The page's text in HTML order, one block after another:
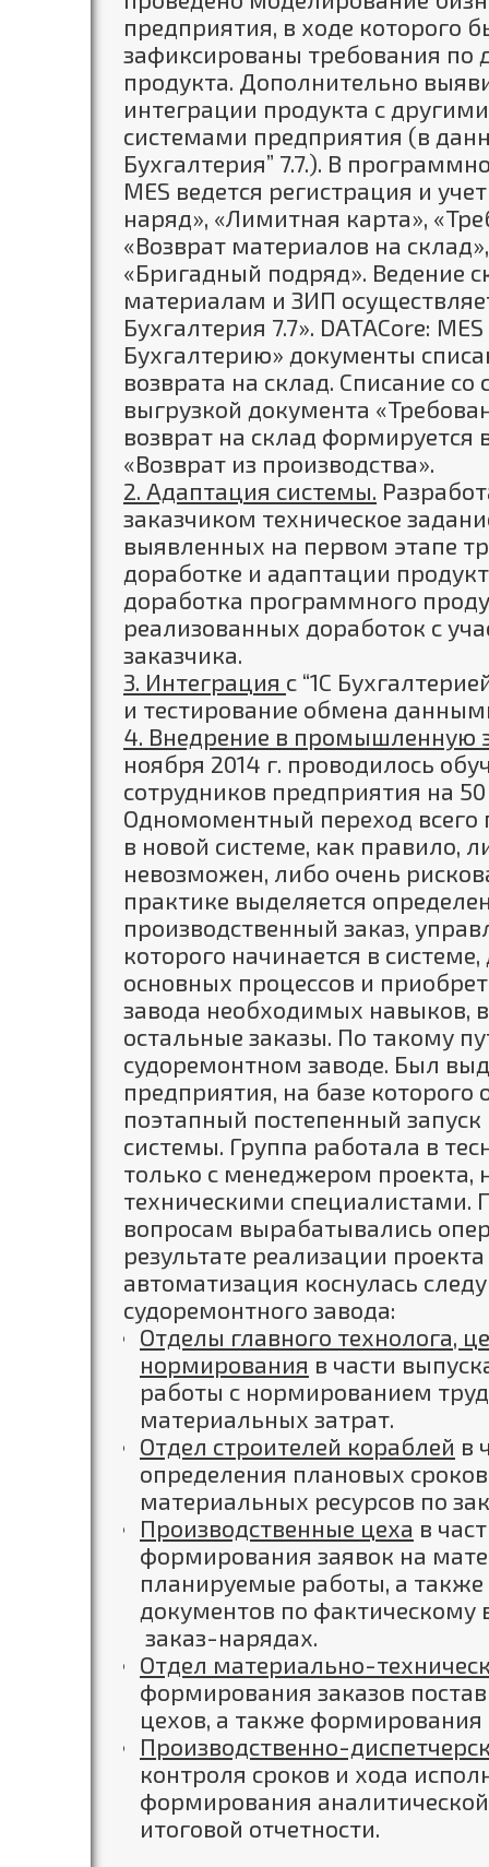
предприятия, в ходе которого
зафиксированы требования по
продукта. Дополнительно
интеграции продукта с
системами предприятия (в
Бухгалтерия” 7.7.). В
MES ведется регистрация и
наряд», «Лимитная карта»,
«Возврат материалов на
«Бригадный подряд». Ведение
материалам и ЗИП
Бухгалтерия 7.7». DATACore:
Бухгалтерию» документы
возврата на склад. Списание
выгрузкой документа
возврат на склад формируется
«Возврат из производства».
2. Адаптация системы.
заказчиком техническое
выявленных на первом этапе
доработке и адаптации
доработка программного
реализованных доработок с
заказчика.
3. Интеграция с “1С
и тестирование обмена
4. Внедрение в промышленную
ноября 2014 г. проводилось
сотрудников предприятия на
Одномоментный переход всего
в новой системе, как правило,
невозможен, либо очень
практике выделяется
производственный заказ,
которого начинается в
основных процессов и
завода необходимых навыков,
остальные заказы. По такому
судоремонтном заводе. Был
предприятия, на базе которого
поэтапный постепенный запуск
системы. Группа работала в
только с менеджером проекта,
техническими
вопросам вырабатывались
результате реализации проекта
автоматизация коснулась
судоремонтного завода:
Отделы главного технолога,
нормирования в части
работы с нормированием
материальных затрат.
Отдел строителей кораблей в
определения плановых
материальных ресурсов по
Производственные цеха в
формирования заявок на
планируемые работы, а
документов по
заказ-нарядах.
Отдел материально-
формирования заказов
цехов, а также формирования
Производственно-
контроля сроков и хода
формирования
итоговой отчетности.